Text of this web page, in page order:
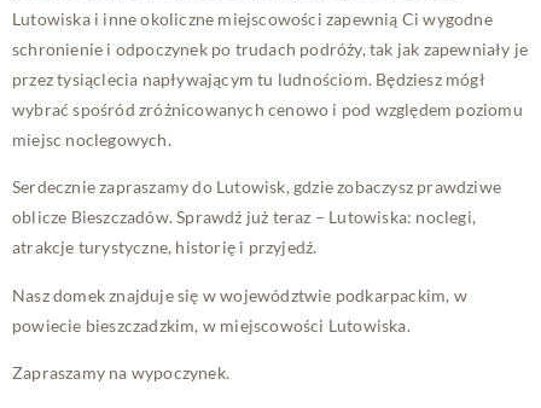
Lutowiska i inne okoliczne miejscowości zapewnią Ci wygodne
schronienie i odpoczynek po trudach podróży, tak jak zapewniały je
przez tysiąclecia napływającym tu ludnościom. Będziesz mógł
wybrać spośród zróżnicowanych cenowo i pod względem poziomu
miejsc noclegowych.
Serdecznie zapraszamy do Lutowisk, gdzie zobaczysz prawdziwe
oblicze Bieszczadów. Sprawdź już teraz – Lutowiska: noclegi,
atrakcje turystyczne, historię i przyjedź.
Nasz domek znajduje się w województwie podkarpackim, w
powiecie bieszczadzkim, w miejscowości Lutowiska.
Zapraszamy na wypoczynek.